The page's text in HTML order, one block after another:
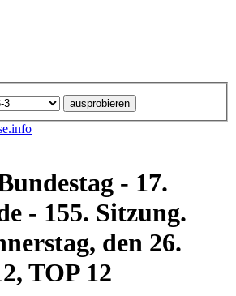
- 17.
- 155. Sitzung.
den 26.
TOP 12